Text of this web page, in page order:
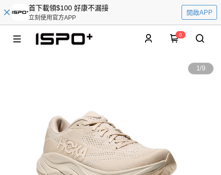
首下載領$100 好康不漏接
立刻使用官方APP
開啟APP
0
1/9